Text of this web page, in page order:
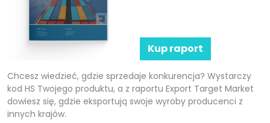
Kup raport
Chcesz wiedzieć, gdzie sprzedaje konkurencja? Wystarczy
kod HS Twojego produktu, a z raportu Export Target Market
dowiesz się, gdzie eksportują swoje wyroby producenci z
innych krajów.